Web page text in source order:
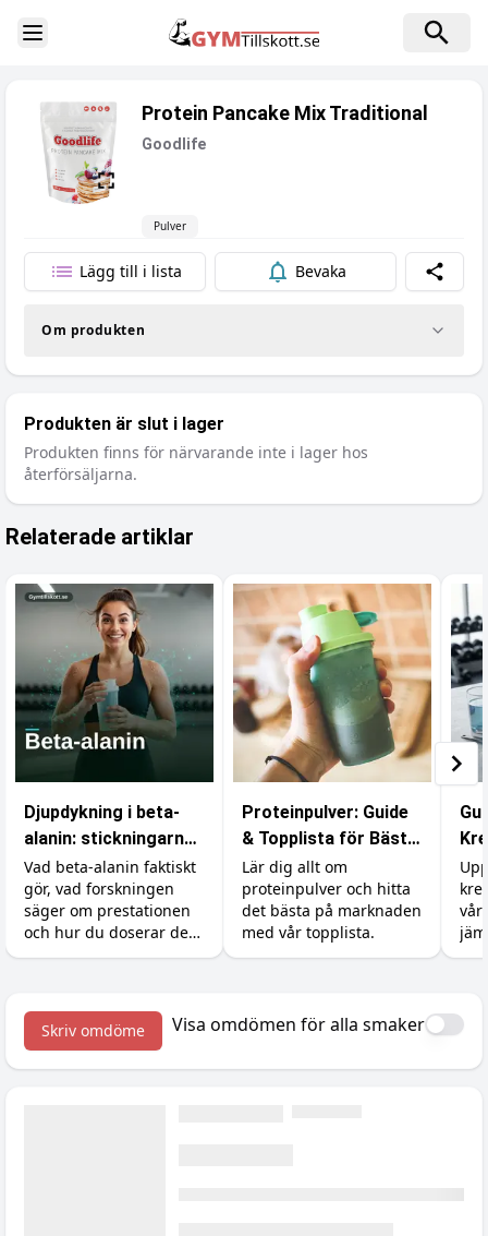
Toggle Sidebar
Protein Pancake Mix Traditional
Goodlife
Pulver
Lägg till i lista Bevaka Dela
Om produkten
Produkten är slut i lager
Produkten finns för närvarande inte i lager hos
återförsäljarna.
Relaterade artiklar
Djupdykning i beta-
alanin: stickningarna,
karnosinet och
effekten
Vad beta-alanin faktiskt
gör, vad forskningen
säger om prestationen
och hur du doserar det
rätt (inklusive varför du
Proteinpulver: Guide
& Topplista för Bästa
Resultat
Lär dig allt om
proteinpulver och hitta
det bästa på marknaden
med vår topplista.
du
vår
Skriv omdöme Visa omdömen för alla smaker